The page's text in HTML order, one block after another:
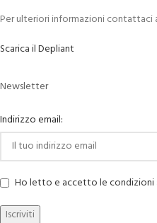
Per ulteriori informazioni contattaci
Scarica il Depliant
Newsletter
Indirizzo email:
Ho letto e accetto le condizioni